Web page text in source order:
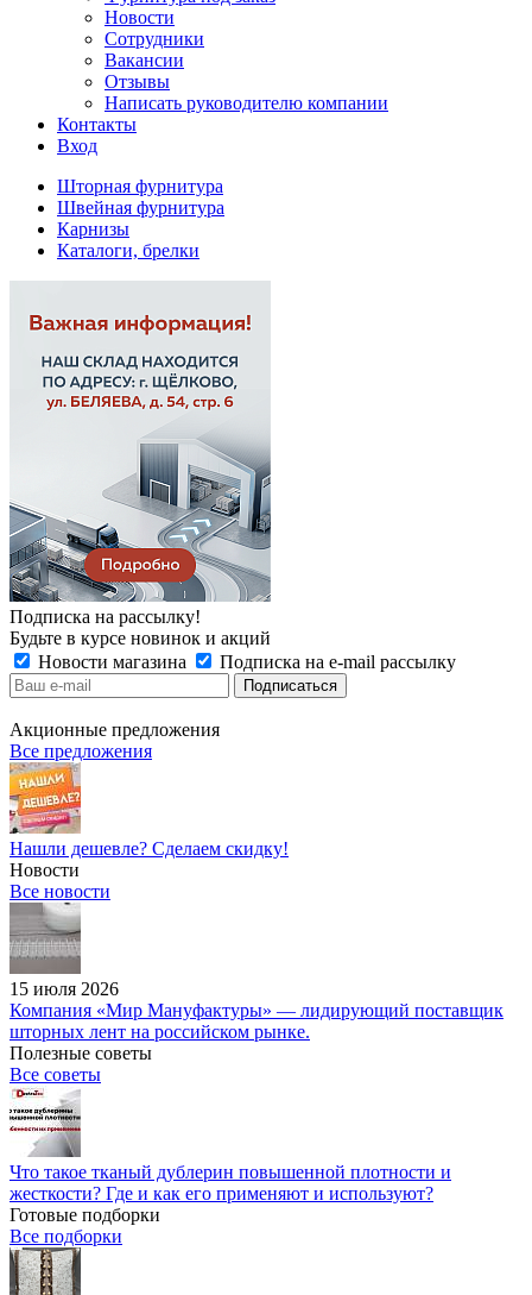
Новости
Сотрудники
Вакансии
Отзывы
Написать руководителю компании
Контакты
Вход
Шторная фурнитура
Швейная фурнитура
Карнизы
Каталоги, брелки
Подписка на рассылку!
Будьте в курсе новинок и акций
Новости магазина
Подписка на e-mail рассылку
Акционные предложения
Все предложения
Нашли дешевле? Сделаем скидку!
Новости
Все новости
15 июля 2026
Компания «Мир Мануфактуры» — лидирующий поставщик
шторных лент на российском рынке.
Полезные советы
Все советы
Что такое тканый дублерин повышенной плотности и
жесткости? Где и как его применяют и используют?
Готовые подборки
Все подборки